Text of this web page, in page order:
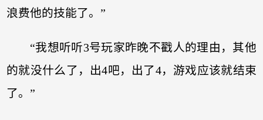
浪费他的技能了。”
“我想听听3号玩家昨晚不戳人的理由，其他
的就没什么了，出4吧，出了4，游戏应该就结束
了。”